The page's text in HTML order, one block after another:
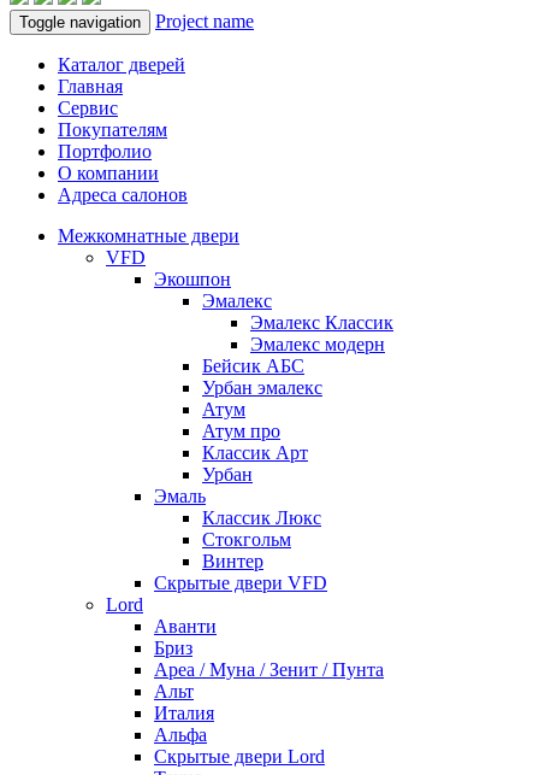
Toggle navigation Project name
Каталог дверей
Главная
Сервис
Покупателям
Портфолио
О компании
Адреса салонов
Межкомнатные двери
VFD
Экошпон
Эмалекс
Эмалекс Классик
Эмалекс модерн
Бейсик АБС
Урбан эмалекс
Атум
Атум про
Классик Арт
Урбан
Эмаль
Классик Люкс
Стокгольм
Винтер
Скрытые двери VFD
Lord
Аванти
Бриз
Ареа / Муна / Зенит / Пунта
Альт
Италия
Альфа
Скрытые двери Lord